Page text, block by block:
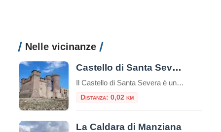
Nelle vicinanze
Castello di Santa Severa
Il Castello di Santa Severa è un’imponente struttura situata lungo la costa tirrenica dell’Italia, nel comune di Santa Marinella, nella regione del Lazio. Questo castello medievale è noto per la sua posizione panoramica sul mare e la sua storia ricca di avvenimenti. Ecco alcuni punti salienti riguardo al Castello di Santa Severa: Il Castello deve […]
Distanza: 0,02 km
La Caldara di Manziana